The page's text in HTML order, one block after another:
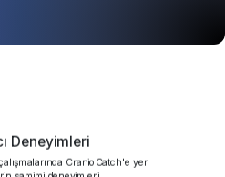
Deneyimleri
CranioCatch'e yer